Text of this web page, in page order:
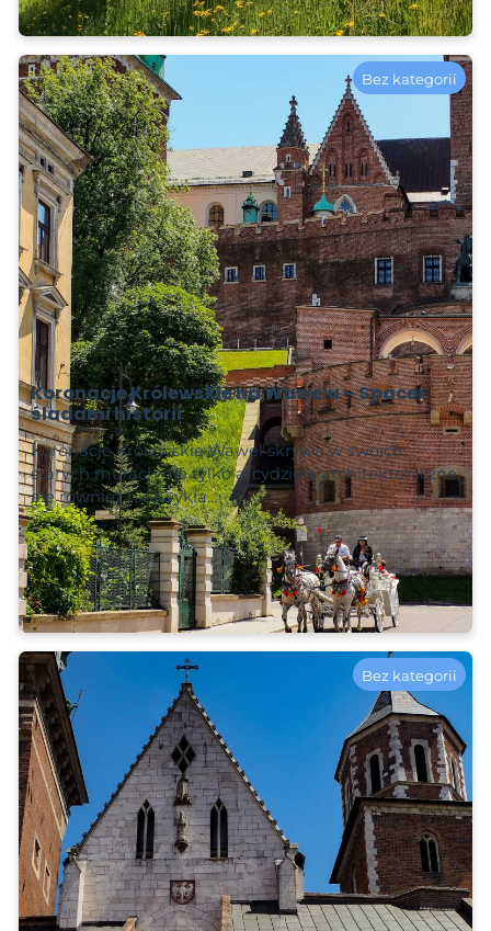
2025-03-07
Bez kategorii
Koronacje Królewskie na Wawelu – Spacer
śladami historii
Koronacje Królewskie Wawel skrywa w swoich
starych murach nie tylko arcydzieła architektoniczne,
ale również niezwykłą…
Czytaj więcej
2025-02-21
Bez kategorii